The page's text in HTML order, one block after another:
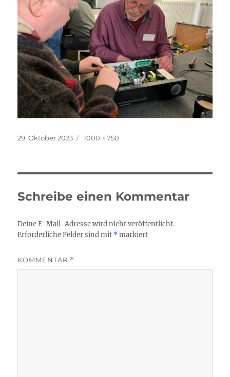
Veröffentlicht
29. Oktober 2023
Volle
1000 × 750
Schreibe einen Kommentar
Deine E-Mail-Adresse wird nicht veröffentlicht.
Erforderliche Felder sind mit *markiert
KOMMENTAR *